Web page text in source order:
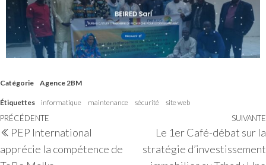
Catégorie Agence 2BM
Étiquettes informatique maintenance sécurité site web
PRÉCÉDENTE
PEP International
apprécie la compétence de
SUIVANTE
Le 1er Café-débat sur la
stratégie d’investissement